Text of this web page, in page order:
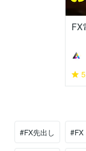
FX
#FX先出し #FX